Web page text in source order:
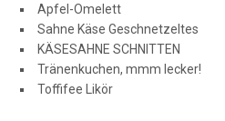
Apfel-Omelett
Sahne Käse Geschnetzeltes
KÄSESAHNE SCHNITTEN
Tränenkuchen, mmm lecker!
Toffifee Likör